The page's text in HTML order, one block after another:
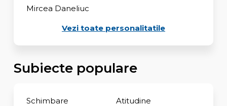
Mircea Daneliuc
Vezi toate personalitatile
Subiecte populare
Schimbare Atitudine